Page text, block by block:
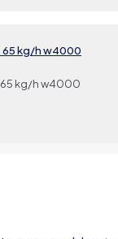
kg/h w4000
kg/h w4000